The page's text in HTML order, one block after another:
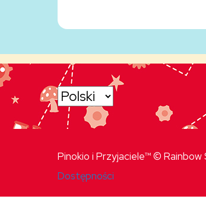
Pinokio i Przyjaciele™ ©
Dostępności